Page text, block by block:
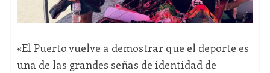
«El Puerto vuelve a demostrar que el deporte es
una de las grandes señas de identidad de